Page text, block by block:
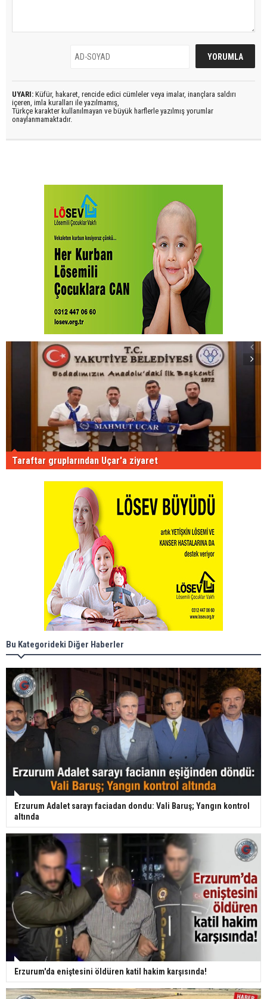
UYARI: Küfür, hakaret, rencide edici cümleler veya imalar, inançlara saldırı
içeren, imla kuralları ile yazılmamış,
Türkçe karakter kullanılmayan ve büyük harflerle yazılmış yorumlar
onaylanmamaktadır.
Taraftar gruplarından Uçar'a ziyaret
Bu Kategorideki Diğer Haberler
Erzurum Adalet sarayı faciadan dondu: Vali Baruş; Yangın kontrol
altında
Erzurum'da eniştesini öldüren katil hakim karşısında!